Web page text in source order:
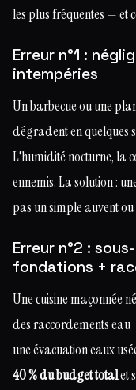
les plus fréquentes — et
Erreur n°1 :
intempéries
Un barbecue ou une
dégradent en quelques
L'humidité nocturne, la
ennemis. La solution :
pas un simple auvent
Erreur n°2 :
fondations +
Une cuisine maçonnée
des raccordements
une évacuation eaux
40 % du budget totalet